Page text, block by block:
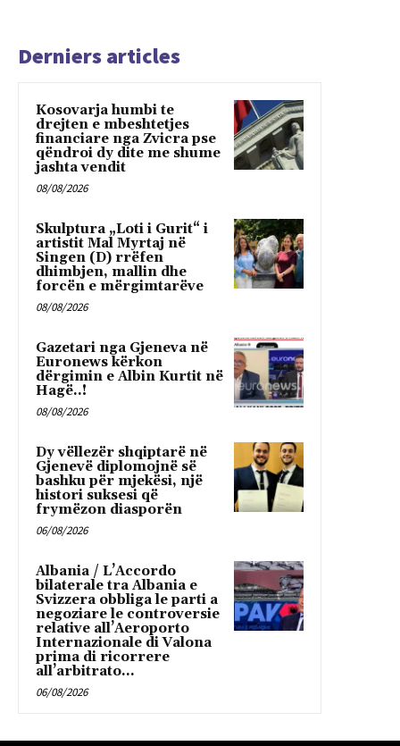
Derniers articles
Kosovarja humbi te
drejten e mbeshtetjes
financiare nga Zvicra pse
qëndroi dy dite me shume
jashta vendit
08/08/2026
Skulptura „Loti i Gurit“ i
artistit Mal Myrtaj në
Singen (D) rrëfen
dhimbjen, mallin dhe
forcën e mërgimtarëve
08/08/2026
Gazetari nga Gjeneva në
Euronews kërkon
dërgimin e Albin Kurtit në
Hagë..!
08/08/2026
Dy vëllezër shqiptarë në
Gjenevë diplomojnë së
bashku për mjekësi, një
histori suksesi që
frymëzon diasporën
06/08/2026
Albania / L’Accordo
bilaterale tra Albania e
Svizzera obbliga le parti a
negoziare le controversie
relative all’Aeroporto
Internazionale di Valona
prima di ricorrere
all’arbitrato...
06/08/2026